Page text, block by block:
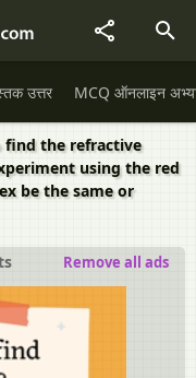
उत्तर MCQ ऑनलाइन
find the refractive
using the red
be the same or
Remove all ads